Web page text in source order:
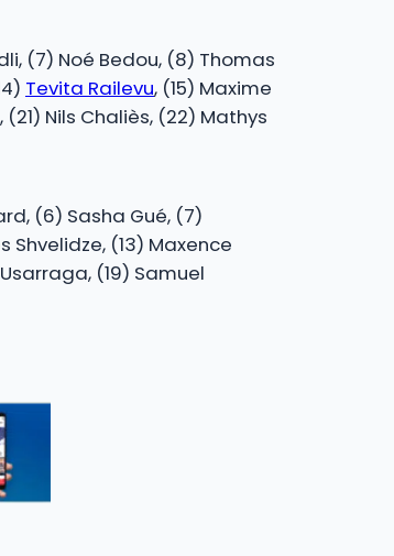
(7) Noé Bedou, (8) Thomas
Tevita Railevu, (15) Maxime
Nils Chaliès, (22) Mathys
(6) Sasha Gué, (7)
Shvelidze, (13) Maxence
(19) Samuel